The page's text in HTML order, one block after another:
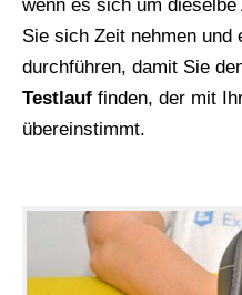
wenn es sich um
Sie sich Zeit nehmen und
durchführen, damit Sie
Testlauf finden, der mit
übereinstimmt.